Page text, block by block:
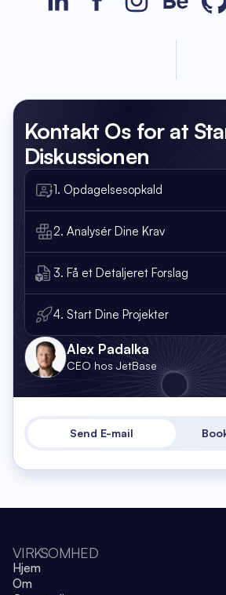
JetBase on LinkedIn
JetBase on Facebook
JetBase onJetBase
Kontakt Os for at
Diskussionen
1. Opdagelsesopkald
2. Analysér Dine Krav
3. Få et Detaljeret Forslag
4. Start Dine Projekter
Alex Padalka
CEO hos JetBase
Send E-mail
VIRKSOMHED
Hjem
Om